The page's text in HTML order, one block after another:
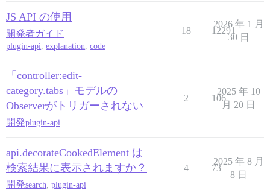
JS API の使用
開発者ガイド
plugin-api, explanation, code
18 12291
2026 年 1 月
30 日
「controller:edit-
category.tabs」モデルの
Observerがトリガーされない
開発plugin-api
2 106
2025 年 10
月 20 日
api.decorateCookedElement は
検索結果に表示されますか？
開発search plugin-api
4 73
2025 年 8 月
8 日